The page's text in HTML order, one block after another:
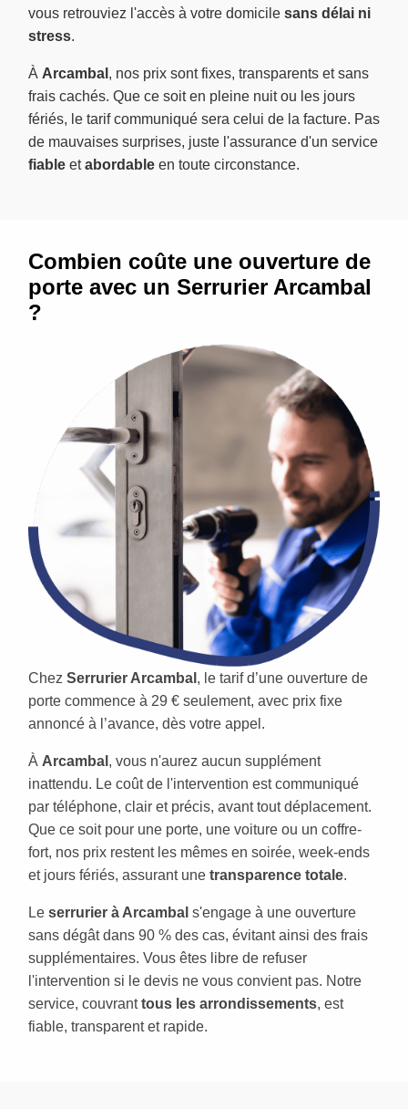
vous retrouviez l'accès à votre domicile sans délai ni
stress.
À Arcambal , nos prix sont fixes, transparents et sans
frais cachés. Que ce soit en pleine nuit ou les jours
fériés, le tarif communiqué sera celui de la facture. Pas
de mauvaises surprises, juste l'assurance d'un service
fiable etabordable en toute circonstance.
Combien coûte une ouverture de
porte avec un Serrurier Arcambal
?
Chez Serrurier Arcambal , le tarif d’une ouverture de
porte commence à 29 € seulement, avec prix fixe
annoncé à l’avance, dès votre appel.
À Arcambal , vous n'aurez aucun supplément
inattendu. Le coût de l'intervention est communiqué
par téléphone, clair et précis, avant tout déplacement.
Que ce soit pour une porte, une voiture ou un coffre-
fort, nos prix restent les mêmes en soirée, week-ends
et jours fériés, assurant une transparence totale.
Le serrurier à Arcambal s'engage à une ouverture
sans dégât dans 90 % des cas, évitant ainsi des frais
supplémentaires. Vous êtes libre de refuser
l'intervention si le devis ne vous convient pas. Notre
service, couvranttous les arrondissements, est
fiable, transparent et rapide.